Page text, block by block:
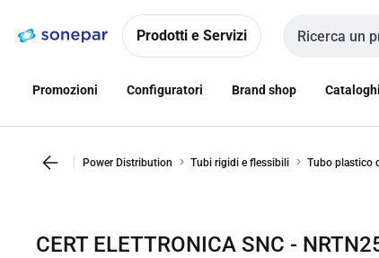
navigazionealla
Prodotti e Servizi
Cerca input
Promozioni Configuratori Brand shop Cataloghi
Power Distribution Tubi rigidi e flessibili Tubo plastico
CERT ELETTRONICA SNC -